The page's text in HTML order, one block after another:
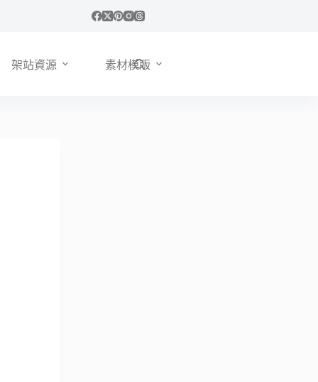
架站資源 素材模版